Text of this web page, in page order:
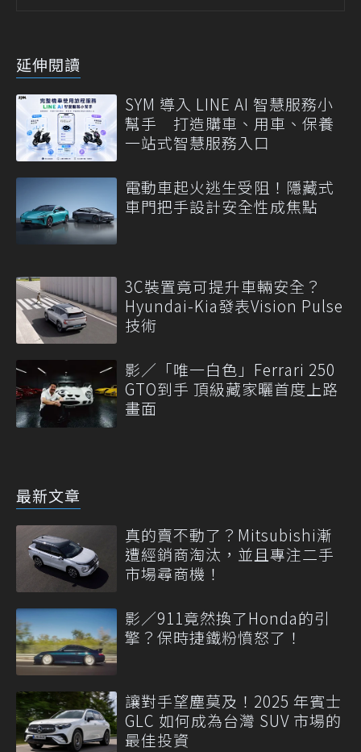
延伸閱讀
SYM 導入 LINE AI 智慧服務小
幫手 打造購車、用車、保養
一站式智慧服務入口
電動車起火逃生受阻！隱藏式
車門把手設計安全性成焦點
3C裝置竟可提升車輛安全？
Hyundai-Kia發表Vision Pulse
技術
影／「唯一白色」Ferrari 250
GTO到手 頂級藏家曬首度上路
畫面
最新文章
真的賣不動了？Mitsubishi漸
遭經銷商淘汰，並且專注二手
市場尋商機！
影／911竟然換了Honda的引
擎？保時捷鐵粉憤怒了！
讓對手望塵莫及！2025 年賓士
GLC 如何成為台灣 SUV 市場的
最佳投資